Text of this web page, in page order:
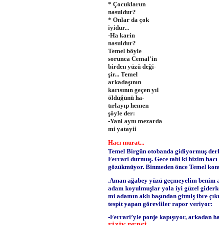
* Çocuklarun
nasuldur?
* Onlar da çok
iyidur...
-Ha karin
nasuldur?
Temel böyle
sorunca Cemal'in
birden yüzü deği­
şir... Temel
arkadaşının
karısının geçen yıl
öldüğünü ha­
tırlayıp hemen
şöyle der:
-Yani aynı mezarda
mi yatayii
Hacı murat...
Temel Birgün otobanda gidiyormuş
Ferrari durmuş. Gece tabi ki bizim
gözükmüyor. Binmeden önce Temel
.Aman ağabey yüzü geçmeyelim benim
adam koyulmuşlar yola iyi güzel
mi adamın aklı başından gitmiş ibre
tespit yapan görevliler rapor veriyor:
-Ferrari’yle ponje kapışıyor, arkadan